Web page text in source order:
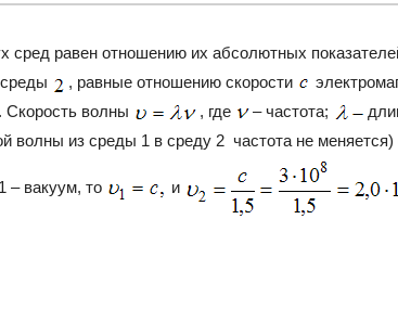
сред равен отношению их абсолютных
, равные отношению скорости
. Скорость волны , где – частота;
волны из среды 1 в среду 2 частота не
– вакуум, то и